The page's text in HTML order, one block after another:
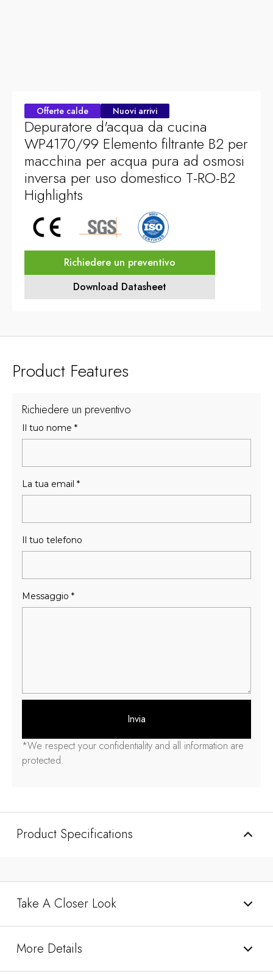
Offerte calde Nuovi arrivi
Depuratore d'acqua da cucina
WP4170/99 Elemento filtrante B2 per
macchina per acqua pura ad osmosi
inversa per uso domestico T-RO-B2
Highlights
Richiedere un preventivo
Download Datasheet
Product Features
Richiedere un preventivo
Il tuo nome *
La tua email *
Il tuo telefono
Messaggio *
Invia
*We respect your confidentiality and all information are
protected.
Product Specifications
Take A Closer Look
More Details